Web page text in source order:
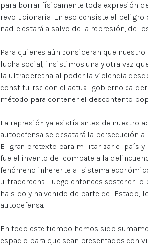
para borrar físicamente toda expresión
revolucionaria. En eso consiste el
nadie estará a salvo de la represión, de
Para quienes aún consideran que
lucha social, insistimos una y otra vez
la ultraderecha al poder la violencia
constituirse con el actual gobierno
método para contener el descontento
La represión ya existía antes de nuestro
autodefensa se desatará la persecución
El gran pretexto para militarizar el país
fue el invento del combate a la
fenómeno inherente al sistema
ultraderecha. Luego entonces sostener
ha sido y ha venido de parte del Estado,
autodefensa.
En todo este tiempo hemos sido
espacio para que sean presentados con